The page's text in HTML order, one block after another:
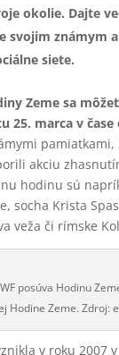
okolie. Dajte
svojim známym
siete.
Zeme sa
25. marca v čase
pamiatkami,
akciu
hodinu sú
socha Krista
veža či rímske
posúva Hodinu
Hodine Zeme. Zdroj:
v roku 2007